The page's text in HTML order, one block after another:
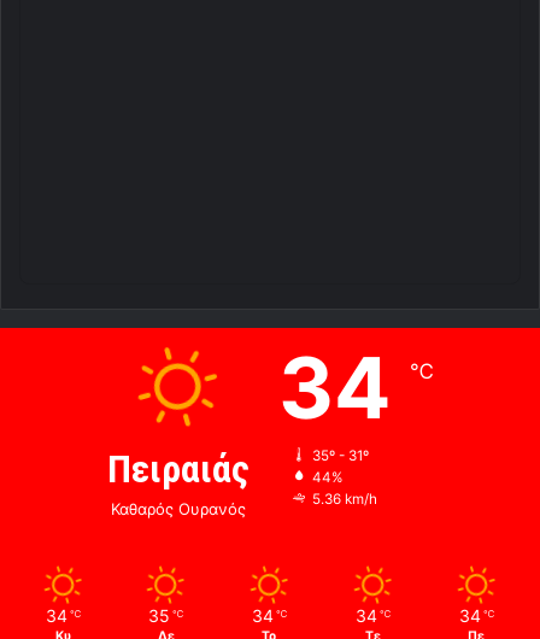
Πειραιάς
Καθαρός Ουρανός
34 ℃
35º - 31º
44%
5.36 km/h
34 ℃
Κυ
35 ℃
Δε
34 ℃
Τρ
34 ℃
Τε
34 ℃
Πε